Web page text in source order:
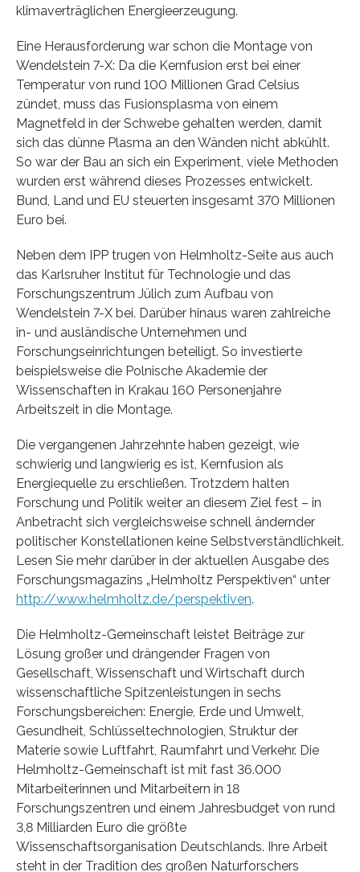
klimaverträglichen Energieerzeugung.
Eine Herausforderung war schon die Montage von
Wendelstein 7-X: Da die Kernfusion erst bei einer
Temperatur von rund 100 Millionen Grad Celsius
zündet, muss das Fusionsplasma von einem
Magnetfeld in der Schwebe gehalten werden, damit
sich das dünne Plasma an den Wänden nicht abkühlt.
So war der Bau an sich ein Experiment, viele Methoden
wurden erst während dieses Prozesses entwickelt.
Bund, Land und EU steuerten insgesamt 370 Millionen
Euro bei.
Neben dem IPP trugen von Helmholtz-Seite aus auch
das Karlsruher Institut für Technologie und das
Forschungszentrum Jülich zum Aufbau von
Wendelstein 7-X bei. Darüber hinaus waren zahlreiche
in- und ausländische Unternehmen und
Forschungseinrichtungen beteiligt. So investierte
beispielsweise die Polnische Akademie der
Wissenschaften in Krakau 160 Personenjahre
Arbeitszeit in die Montage.
Die vergangenen Jahrzehnte haben gezeigt, wie
schwierig und langwierig es ist, Kernfusion als
Energiequelle zu erschließen. Trotzdem halten
Forschung und Politik weiter an diesem Ziel fest – in
Anbetracht sich vergleichsweise schnell ändernder
politischer Konstellationen keine Selbstverständlichkeit.
Lesen Sie mehr darüber in der aktuellen Ausgabe des
Forschungsmagazins „Helmholtz Perspektiven“ unter
http://www.helmholtz.de/perspektiven.
Die Helmholtz-Gemeinschaft leistet Beiträge zur
Lösung großer und drängender Fragen von
Gesellschaft, Wissenschaft und Wirtschaft durch
wissenschaftliche Spitzenleistungen in sechs
Forschungsbereichen: Energie, Erde und Umwelt,
Gesundheit, Schlüsseltechnologien, Struktur der
Materie sowie Luftfahrt, Raumfahrt und Verkehr. Die
Helmholtz-Gemeinschaft ist mit fast 36.000
Mitarbeiterinnen und Mitarbeitern in 18
Forschungszentren und einem Jahresbudget von rund
3,8 Milliarden Euro die größte
Wissenschaftsorganisation Deutschlands. Ihre Arbeit
steht in der Tradition des großen Naturforschers